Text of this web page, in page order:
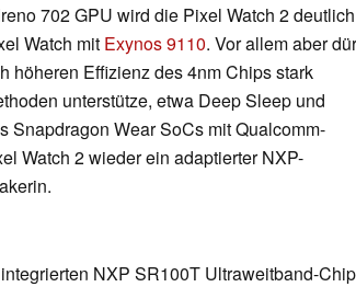
702 GPU wird die Pixel Watch 2 deutlich
Watch mit Exynos 9110. Vor allem aber
höheren Effizienz des 4nm Chips stark
unterstütze, etwa Deep Sleep und
Snapdragon Wear SoCs mit Qualcomm-
Watch 2 wieder ein adaptierter NXP-
NXP SR100T Ultraweitband-